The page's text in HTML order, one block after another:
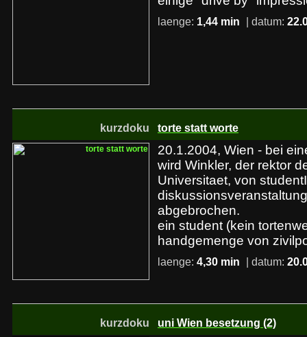
laenge: 1,44 min | datum:
kurzdoku torte statt worte
20.1.2004, Wien - bei
wird Winkler, der rektor
Universitaet, von
abgebrochen.
ein student (kein
handgemenge von
laenge: 4,30 min | datum:
kurzdoku uni Wien besetzung (2)